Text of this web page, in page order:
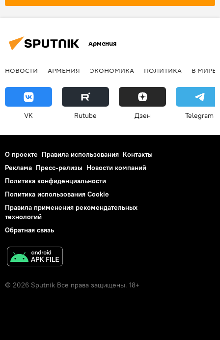
Армен Саркисян
Новости Армения
Армения
НОВОСТИ АРМЕНИЯ ЭКОНОМИКА ПОЛИТИКА В МИРЕ
VK Rutube Дзен Telegram
О проекте Правила использования Контакты
Реклама Пресс-релизы Новости компаний
Политика конфиденциальности
Политика использования Cookie
Правила применения рекомендательных
технологий
Обратная связь
© 2026 Sputnik Все права защищены. 18+